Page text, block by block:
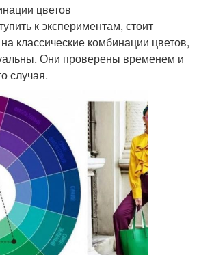
цветов
к экспериментам, стоит
классические комбинации цветов,
Они проверены временем и
случая.